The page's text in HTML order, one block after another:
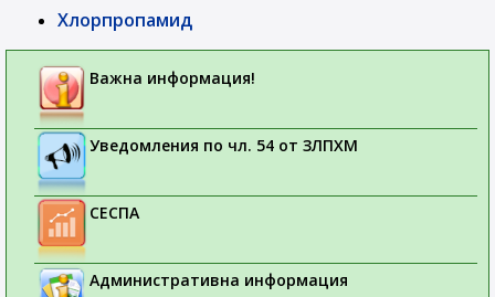
Хлорпропамид
Важна информация!
Уведомления по чл. 54 от ЗЛПХМ
СЕСПА
Административна информация